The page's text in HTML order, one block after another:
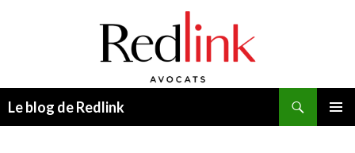
Le blog de Redlink